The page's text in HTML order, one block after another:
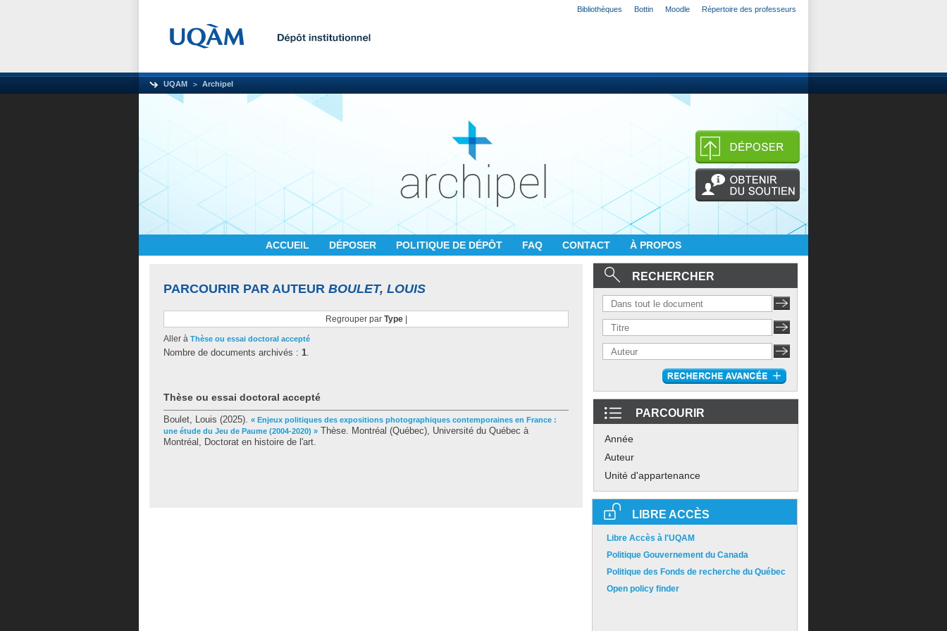
Bibliothèques Bottin Moodle Répertoire des professeurs
UQAM Archipel
ACCUEIL DÉPOSER POLITIQUE DE DÉPÔT FAQ CONTACT À PROPOS
PARCOURIR PAR AUTEUR BOULET, LOUIS
Regrouper par Type|
Aller à Thèse ou essai doctoral accepté
Nombre de documents archivés : 1.
Thèse ou essai doctoral accepté
Boulet, Louis (2025). « Enjeux politiques des expositions photographiques contemporaines en France :
une étude du Jeu de Paume (2004-2020) » Thèse. Montréal (Québec), Université du Québec à
Montréal, Doctorat en histoire de l'art.
RECHERCHER
PARCOURIR
Année
Auteur
Unité d'appartenance
LIBRE ACCÈS
Libre Accès à l'UQAM
Politique Gouvernement du Canada
Politique des Fonds de recherche du Québec
Open policy finder